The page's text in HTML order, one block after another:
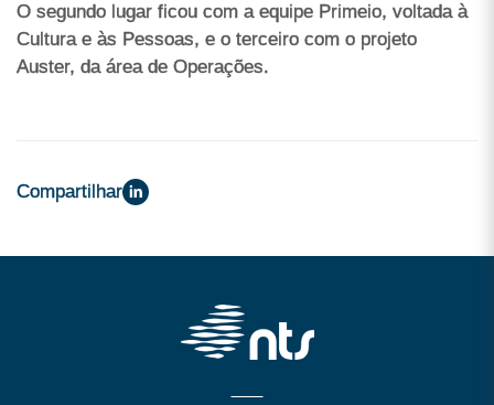
O segundo lugar ficou com a equipe Primeio, voltada à
Cultura e às Pessoas, e o terceiro com o projeto
Auster, da área de Operações.
Compartilhar